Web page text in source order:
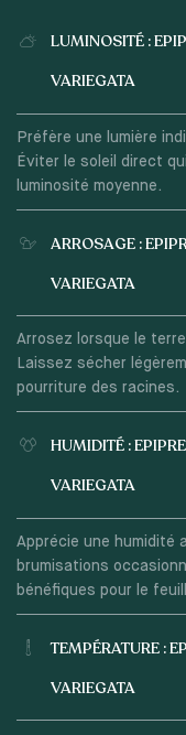
LUMINOSITÉ :
VARIEGATA
Préfère une lumière
Éviter le soleil direct
luminosité moyenne.
ARROSAGE :
VARIEGATA
Arrosez lorsque le
Laissez sécher
pourriture des racines.
HUMIDITÉ :
VARIEGATA
Apprécie une humidité
brumisations
bénéfiques pour le
TEMPÉRATURE :
VARIEGATA